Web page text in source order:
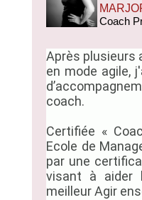
Coach
Après plusieurs
en mode agile,
coach.
Certifiée «
Ecole de
par une
visant à aider
meilleur Agir